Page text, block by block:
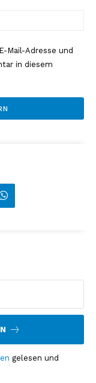
Mail-Adresse und
in diesem
gelesen und